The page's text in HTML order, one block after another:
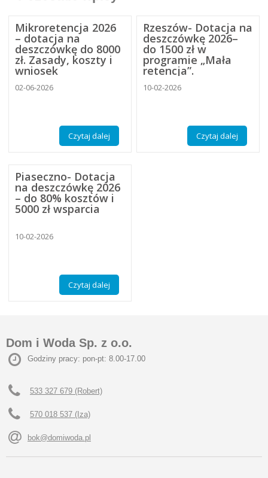
Mikroretencja 2026
– dotacja na
deszczówkę do 8000
zł. Zasady, koszty i
wniosek
02-06-2026
Czytaj dalej
Rzeszów- Dotacja na
deszczówkę 2026–
do 1500 zł w
programie „Mała
retencja”.
10-02-2026
Czytaj dalej
Piaseczno- Dotacja
na deszczówkę 2026
– do 80% kosztów i
5000 zł wsparcia
10-02-2026
Czytaj dalej
Dom i Woda Sp. z o.o.
Godziny pracy: pon-pt: 8.00-17.00
533 327 679 (Robert)
570 018 537 (Iza)
bok@domiwoda.pl